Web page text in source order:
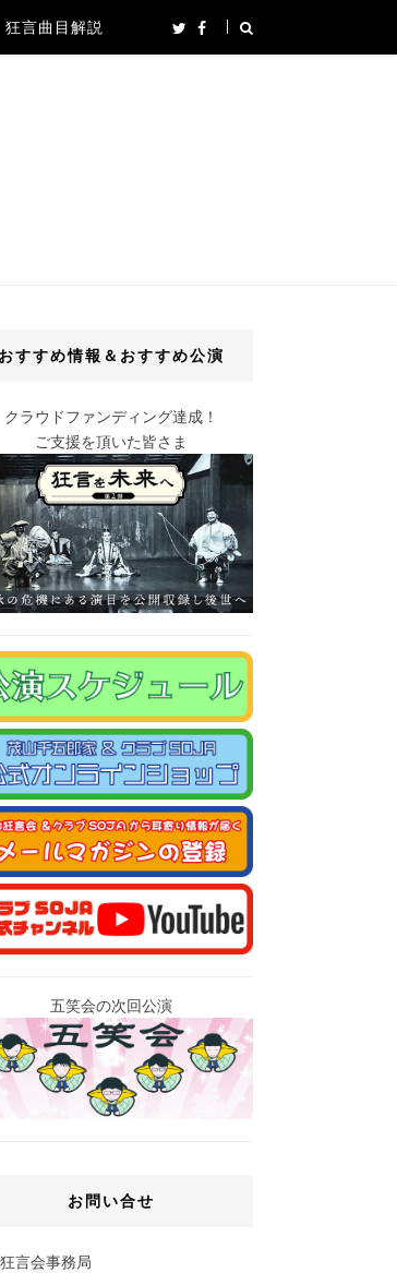
狂言曲目解説
おすすめ情報＆おすすめ公演
クラウドファンディング達成！
ご支援を頂いた皆さま
五笑会の次回公演
お問い合せ
言会事務局